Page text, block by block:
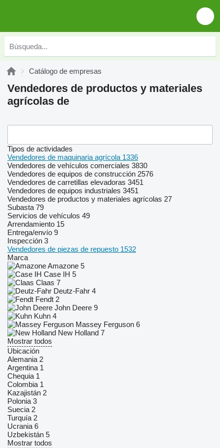
Catálogo de empresas
Vendedores de productos y materiales
agrícolas de
Tipos de actividades
Vendedores de maquinaria agrícola 1336
Vendedores de vehículos comerciales 3830
Vendedores de equipos de construcción 2576
Vendedores de carretillas elevadoras 3451
Vendedores de equipos industriales 3451
Vendedores de productos y materiales agrícolas 27
Subasta 79
Servicios de vehículos 49
Arrendamiento 15
Entrega/envío 9
Inspección 3
Vendedores de piezas de repuesto 1532
Marca
Amazone 5
Case IH 5
Claas 7
Deutz-Fahr 4
Fendt 2
John Deere 9
Kuhn 4
Massey Ferguson 6
New Holland 7
Mostrar todos
Ubicación
Alemania 2
Argentina 1
Chequia 1
Colombia 1
Kazajistán 2
Polonia 3
Suecia 2
Turquía 2
Ucrania 6
Uzbekistán 5
Mostrar todos